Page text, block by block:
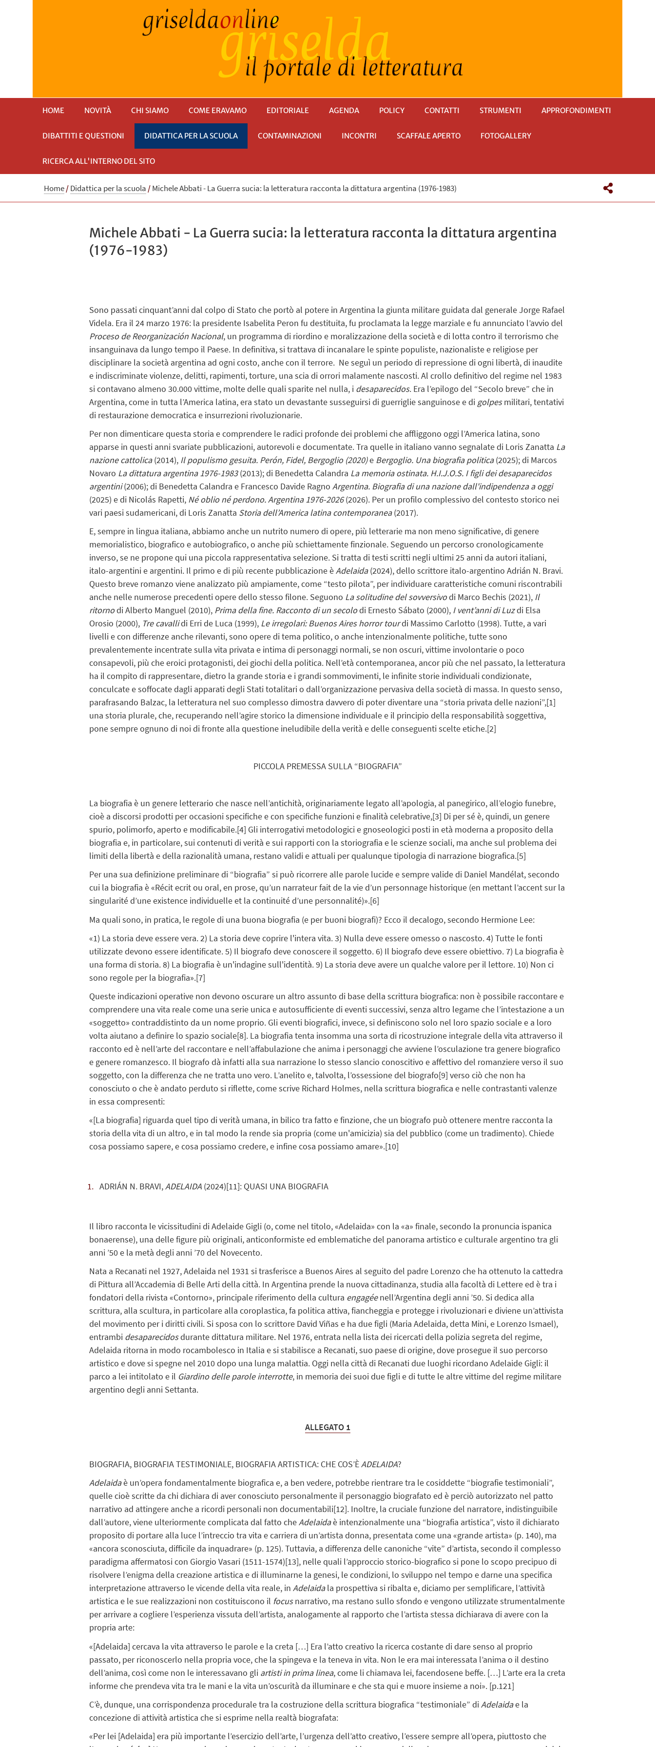
HOME NOVITÀ CHI SIAMO COME ERAVAMO EDITORIALE AGENDA POLICY CONTATTI STRUMENTI APPROFONDIMENTI
DIBATTITI E QUESTIONI DIDATTICA PER LA SCUOLA CONTAMINAZIONI INCONTRI SCAFFALE APERTO FOTOGALLERY
RICERCA ALL'INTERNO DEL SITO
Home/Didattica per la scuola /Michele Abbati - La Guerra sucia: la letteratura racconta la dittatura argentina (1976-1983)
Michele Abbati - La Guerra sucia: la letteratura racconta la dittatura argentina
(1976-1983)
Sono passati cinquant’anni dal colpo di Stato che portò al potere in Argentina la giunta militare guidata dal generale Jorge Rafael
Videla. Era il 24 marzo 1976: la presidente Isabelita Peron fu destituita, fu proclamata la legge marziale e fu annunciato l’avvio del
Proceso de Reorganización Nacional, un programma di riordino e moralizzazione della società e di lotta contro il terrorismo che
insanguinava da lungo tempo il Paese. In definitiva, si trattava di incanalare le spinte populiste, nazionaliste e religiose per
disciplinare la società argentina ad ogni costo, anche con il terrore. Ne seguì un periodo di repressione di ogni libertà, di inaudite
e indiscriminate violenze, delitti, rapimenti, torture, una scia di orrori malamente nascosti. Al crollo definitivo del regime nel 1983
si contavano almeno 30.000 vittime, molte delle quali sparite nel nulla, i desaparecidos. Era l’epilogo del “Secolo breve” che in
Argentina, come in tutta l’America latina, era stato un devastante susseguirsi di guerriglie sanguinose e di golpesmilitari, tentativi
di restaurazione democratica e insurrezioni rivoluzionarie.
Per non dimenticare questa storia e comprendere le radici profonde dei problemi che affliggono oggi l’America latina, sono
apparse in questi anni svariate pubblicazioni, autorevoli e documentate. Tra quelle in italiano vanno segnalate di Loris Zanatta La
nazione cattolica(2014), Il populismo gesuita. Perón, Fidel, Bergoglio (2020)e Bergoglio. Una biografia politica(2025); di Marcos
Novaro La dittatura argentina 1976-1983(2013); di Benedetta Calandra La memoria ostinata. H.I.J.O.S. I figli dei desaparecidos
argentini(2006); di Benedetta Calandra e Francesco Davide RagnoArgentina. Biografia di una nazione dall'indipendenza a oggi
(2025) e di Nicolás Rapetti, Né oblio né perdono. Argentina 1976-2026(2026). Per un profilo complessivo del contesto storico nei
vari paesi sudamericani, di Loris Zanatta Storia dell’America latina contemporanea(2017).
E, sempre in lingua italiana, abbiamo anche un nutrito numero di opere, più letterarie ma non meno significative, di genere
memorialistico, biografico e autobiografico, o anche più schiettamente finzionale. Seguendo un percorso cronologicamente
inverso, se ne propone qui una piccola rappresentativa selezione. Si tratta di testi scritti negli ultimi 25 anni da autori italiani,
italo-argentini e argentini. Il primo e di più recente pubblicazione èAdelaida(2024),dello scrittore italo-argentino Adrián N. Bravi.
Questo breve romanzo viene analizzato più ampiamente, come “testo pilota”, per individuare caratteristiche comuni riscontrabili
anche nelle numerose precedenti opere dello stesso filone. Seguono La solitudine del sovversivodi Marco Bechis (2021), Il
ritornodi Alberto Manguel (2010), Prima della fine. Racconto di un secolodi Ernesto Sábato (2000), I vent’anni di Luzdi Elsa
Orosio (2000), Tre cavallidi Erri de Luca (1999), Le irregolari: Buenos Aires horror tourdi Massimo Carlotto (1998). Tutte, a vari
livelli e con differenze anche rilevanti, sono opere di tema politico, o anche intenzionalmente politiche, tutte sono
prevalentemente incentrate sulla vita privata e intima di personaggi normali, se non oscuri, vittime involontarie o poco
consapevoli, più che eroici protagonisti, dei giochi della politica. Nell’età contemporanea, ancor più che nel passato, la letteratura
ha il compito di rappresentare, dietro la grande storia e i grandi sommovimenti, le infinite storie individuali condizionate,
conculcate e soffocate dagli apparati degli Stati totalitari o dall’organizzazione pervasiva della società di massa. In questo senso,
parafrasando Balzac, la letteratura nel suo complesso dimostra davvero di poter diventare una “storia privata delle nazioni”,[1]
una storia plurale, che, recuperando nell’agire storico la dimensione individuale e il principio della responsabilità soggettiva,
pone sempre ognuno di noi di fronte alla questione ineludibile della verità e delle conseguenti scelte etiche.[2]
PICCOLA PREMESSA SULLA “BIOGRAFIA”
La biografia è un genere letterario che nasce nell’antichità, originariamente legato all’apologia, al panegirico, all’elogio funebre,
cioè a discorsi prodotti per occasioni specifiche e con specifiche funzioni e finalità celebrative,[3] Di per sé è, quindi, un genere
spurio, polimorfo, aperto e modificabile.[4] Gli interrogativi metodologici e gnoseologici posti in età moderna a proposito della
biografia e, in particolare, sui contenuti di verità e sui rapporti con la storiografia e le scienze sociali, ma anche sul problema dei
limiti della libertà e della razionalità umana, restano validi e attuali per qualunque tipologia di narrazione biografica.[5]
Per una sua definizione preliminare di “biografia” si può ricorrere alle parole lucide e sempre valide di Daniel Mandélat, secondo
cui la biografia è «Récit ecrit ou oral, en prose, qu’un narrateur fait de la vie d’un personnage historique (en mettant l’accent sur la
singularité d’une existence individuelle et la continuité d’une personnalité)».[6]
Ma quali sono, in pratica, le regole di una buona biografia (e per buoni biografi)? Ecco il decalogo, secondo Hermione Lee:
«1) La storia deve essere vera. 2) La storia deve coprire l'intera vita. 3) Nulla deve essere omesso o nascosto. 4) Tutte le fonti
utilizzate devono essere identificate. 5) Il biografo deve conoscere il soggetto. 6) Il biografo deve essere obiettivo. 7) La biografia è
una forma di storia. 8) La biografia è un'indagine sull'identità. 9) La storia deve avere un qualche valore per il lettore. 10) Non ci
sono regole per la biografia».[7]
Queste indicazioni operative non devono oscurare un altro assunto di base della scrittura biografica: non è possibile raccontare e
comprendere una vita reale come una serie unica e autosufficiente di eventi successivi, senza altro legame che l’intestazione a un
«soggetto» contraddistinto da un nome proprio. Gli eventi biografici, invece, si definiscono solo nel loro spazio sociale e a loro
volta aiutano a definire lo spazio sociale[8]. La biografia tenta insomma una sorta di ricostruzione integrale della vita attraverso il
racconto ed è nell’arte del raccontare e nell’affabulazione che anima i personaggi che avviene l’osculazione tra genere biografico
e genere romanzesco. Il biografo dà infatti alla sua narrazione lo stesso slancio conoscitivo e affettivo del romanziere verso il suo
soggetto, con la differenza che ne tratta uno vero. L’anelito e, talvolta, l’ossessione del biografo[9] verso ciò che non ha
conosciuto o che è andato perduto si riflette, come scrive Richard Holmes, nella scrittura biografica e nelle contrastanti valenze
in essa compresenti:
«[La biografia] riguarda quel tipo di verità umana, in bilico tra fatto e finzione, che un biografo può ottenere mentre racconta la
storia della vita di un altro, e in tal modo la rende sia propria (come un'amicizia) sia del pubblico (come un tradimento). Chiede
cosa possiamo sapere, e cosa possiamo credere, e infine cosa possiamo amare».[10]
ADRIÁN N. BRAVI,ADELAIDA (2024)[11]: QUASI UNA BIOGRAFIA
Il libro racconta le vicissitudini di Adelaide Gigli (o, come nel titolo, «Adelaida» con la «a» finale, secondo la pronuncia ispanica
bonaerense), una delle figure più originali, anticonformiste ed emblematiche del panorama artistico e culturale argentino tra gli
anni ’50 e la metà degli anni ’70 del Novecento.
Nata a Recanati nel 1927, Adelaida nel 1931 si trasferisce a Buenos Aires al seguito del padre Lorenzo che ha ottenuto la cattedra
di Pittura all’Accademia di Belle Arti della città. In Argentina prende la nuova cittadinanza, studia alla facoltà di Lettere ed è tra i
fondatori della rivista «Contorno», principale riferimento della cultura engagéenell’Argentina degli anni ’50. Si dedica alla
scrittura, alla scultura, in particolare alla coroplastica, fa politica attiva, fiancheggia e protegge i rivoluzionari e diviene un’attivista
del movimento per i diritti civili. Si sposa con lo scrittore David Viñas e ha due figli (Maria Adelaida, detta Mini, e Lorenzo Ismael),
entrambi desaparecidosdurante dittatura militare. Nel 1976, entrata nella lista dei ricercati della polizia segreta del regime,
Adelaida ritorna in modo rocambolesco in Italia e si stabilisce a Recanati, suo paese di origine, dove prosegue il suo percorso
artistico e dove si spegne nel 2010 dopo una lunga malattia. Oggi nella città di Recanati due luoghi ricordano Adelaide Gigli: il
parco a lei intitolato e il Giardino delle parole interrotte, in memoria dei suoi due figli e di tutte le altre vittime del regime militare
argentino degli anni Settanta.
ALLEGATO 1
BIOGRAFIA, BIOGRAFIA TESTIMONIALE, BIOGRAFIA ARTISTICA: CHE COS’ÈADELAIDA?
Adelaidaè un’opera fondamentalmente biografica e, a ben vedere, potrebbe rientrare tra le cosiddette “biografie testimoniali”,
quelle cioè scritte da chi dichiara di aver conosciuto personalmente il personaggio biografato ed è perciò autorizzato nel patto
narrativo ad attingere anche a ricordi personali non documentabili[12]. Inoltre, la cruciale funzione del narratore, indistinguibile
dall’autore, viene ulteriormente complicata dal fatto cheAdelaidaè intenzionalmente una “biografia artistica”, visto il dichiarato
proposito di portare alla luce l’intreccio tra vita e carriera di un’artista donna, presentata come una «grande artista» (p. 140), ma
«ancora sconosciuta, difficile da inquadrare» (p. 125). Tuttavia, a differenza delle canoniche “vite” d’artista, secondo il complesso
paradigma affermatosi con Giorgio Vasari (1511-1574)[13], nelle quali l’approccio storico-biografico si pone lo scopo precipuo di
risolvere l’enigma della creazione artistica e di illuminarne la genesi, le condizioni, lo sviluppo nel tempo e darne una specifica
interpretazione attraverso le vicende della vita reale, inAdelaidala prospettiva si ribalta e, diciamo per semplificare, l’attività
artistica e le sue realizzazioni non costituiscono il focusnarrativo, ma restano sullo sfondo e vengono utilizzate strumentalmente
per arrivare a cogliere l’esperienza vissuta dell’artista, analogamente al rapporto che l’artista stessa dichiarava di avere con la
propria arte:
«[Adelaida] cercava la vita attraverso le parole e la creta […] Era l’atto creativo la ricerca costante di dare senso al proprio
passato, per riconoscerlo nella propria voce, che la spingeva e la teneva in vita. Non le era mai interessata l’anima o il destino
dell’anima, così come non le interessavano gli artisti in prima linea, come li chiamava lei, facendosene beffe. […] L’arte era la creta
informe che prendeva vita tra le mani e la vita un’oscurità da illuminare e che sta qui e muore insieme a noi». [p.121]
C’è, dunque, una corrispondenza procedurale tra la costruzione della scrittura biografica “testimoniale” diAdelaidae la
concezione di attività artistica che si esprime nella realtà biografata:
«Per lei [Adelaida] era più importante l’esercizio dell’arte, l’urgenza dell’atto creativo, l’essere sempre all’opera, piuttosto che